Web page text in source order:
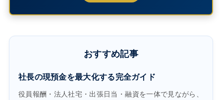
おすすめ記事
社長の現預金を最大化する完全ガイド
役員報酬・法人社宅・出張日当・融資を一体で見ながら、